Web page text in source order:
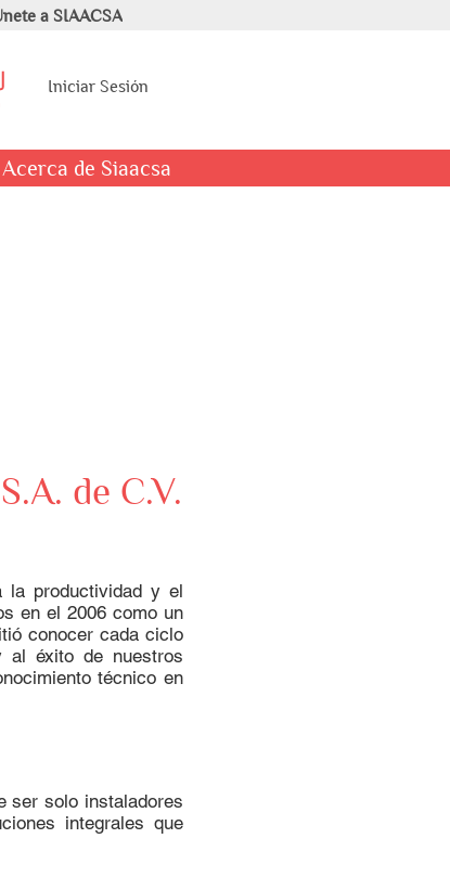
a SIAACSA
Iniciar Sesión
Acerca de Siaacsa
de C.V.
la productividad y el
en el 2006 como un
conocer cada ciclo
al éxito de nuestros
técnico en
ser solo instaladores
integrales que